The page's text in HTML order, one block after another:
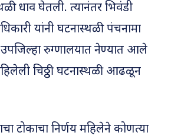
धाव घेतली. त्यानंतर भिवंडी
यांनी घटनास्थळी पंचनामा
उपजिल्हा रुग्णालयात नेण्यात आले
चिठ्ठी घटनास्थळी आढळून
टोकाचा निर्णय महिलेने कोणत्या